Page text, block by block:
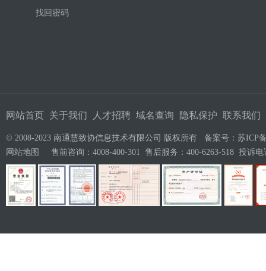
找回密码
网站首页 关于我们 人才招聘 域名查询 隐私保护 联系我们
© 2008-2023 南通慧致协信息技术有限公司 版权所有 备案号： 苏ICP
网站地图
售前咨询：4008-400-301 售后服务：400-6263-518 投诉